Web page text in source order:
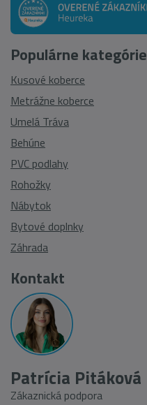
Populárne kategórie
Kusové koberce
Metrážne koberce
Umelá Tráva
Behúne
PVC podlahy
Rohožky
Nábytok
Bytové doplnky
Záhrada
Kontakt
Patrícia Pitáková
Zákaznická podpora